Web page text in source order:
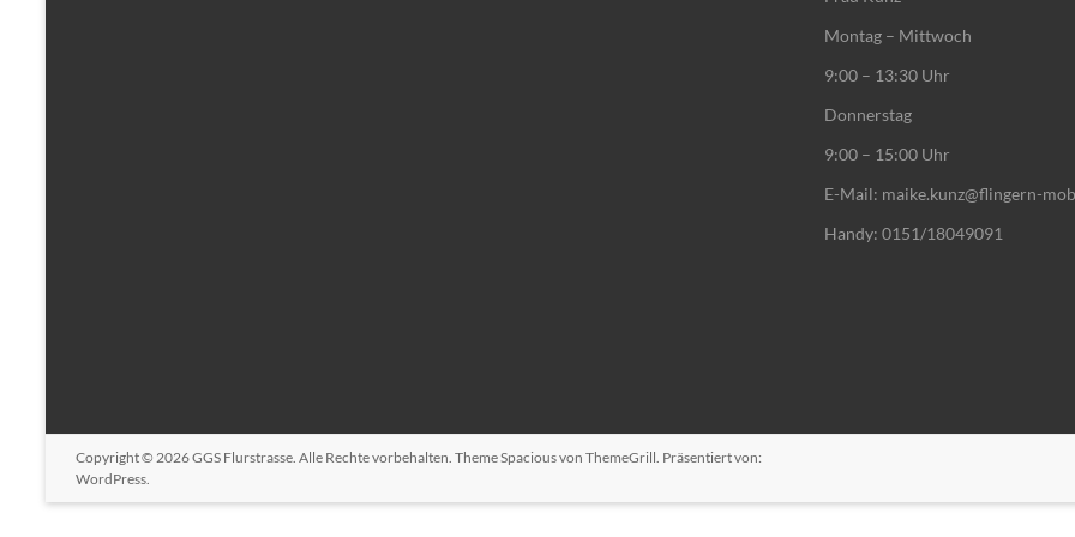
Montag – Mittwoch
9:00 – 13:30 Uhr
Donnerstag
9:00 – 15:00 Uhr
E-Mail: maike.kunz@flingern-
Handy: 0151/18049091
Copyright © 2026GGS Flurstrasse. Alle Rechte vorbehalten. ThemeSpaciousvon ThemeGrill. Präsentiert von:
WordPress.